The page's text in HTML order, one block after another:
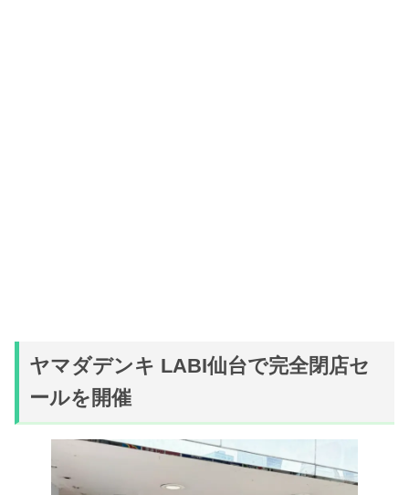
ヤマダデンキ LABI仙台で完全閉店セ
ールを開催